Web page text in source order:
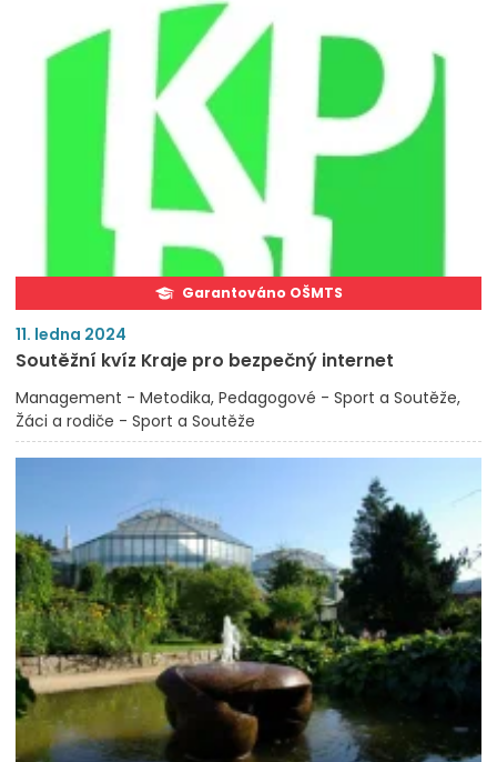
Garantováno OŠMTS
11. ledna 2024
Soutěžní kvíz Kraje pro bezpečný internet
Management - Metodika Pedagogové - Sport a Soutěže
Žáci a rodiče - Sport a Soutěže